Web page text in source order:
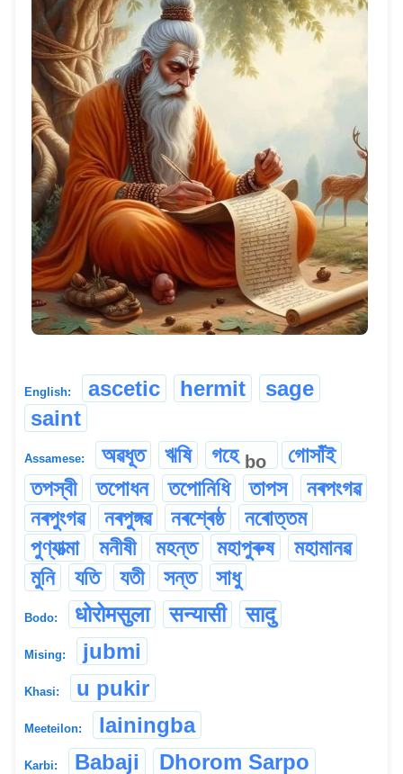
English: ascetic hermit
sage
saint
Assamese: অৱধূত ঋষি গহে bo
গোসাঁই
তপস্বী
তপোধন তপোনিধি তাপস
নৰপংগৱ
নৰপুংগৱ
নৰপুঙ্গৱ নৰশ্ৰেষ্ঠ
নৰোত্তম
পুণ্যাত্মা
মনীষী মহন্ত মহাপুৰুষ
মহামানৱ
মুনি
যতি যতী সন্ত সাধু
Bodo: धोरोमसुला सन्यासी सादु
Mising: jubmi
Khasi: u pukir
Meeteilon: lainingba
Karbi: Babaji Dhorom Sarpo